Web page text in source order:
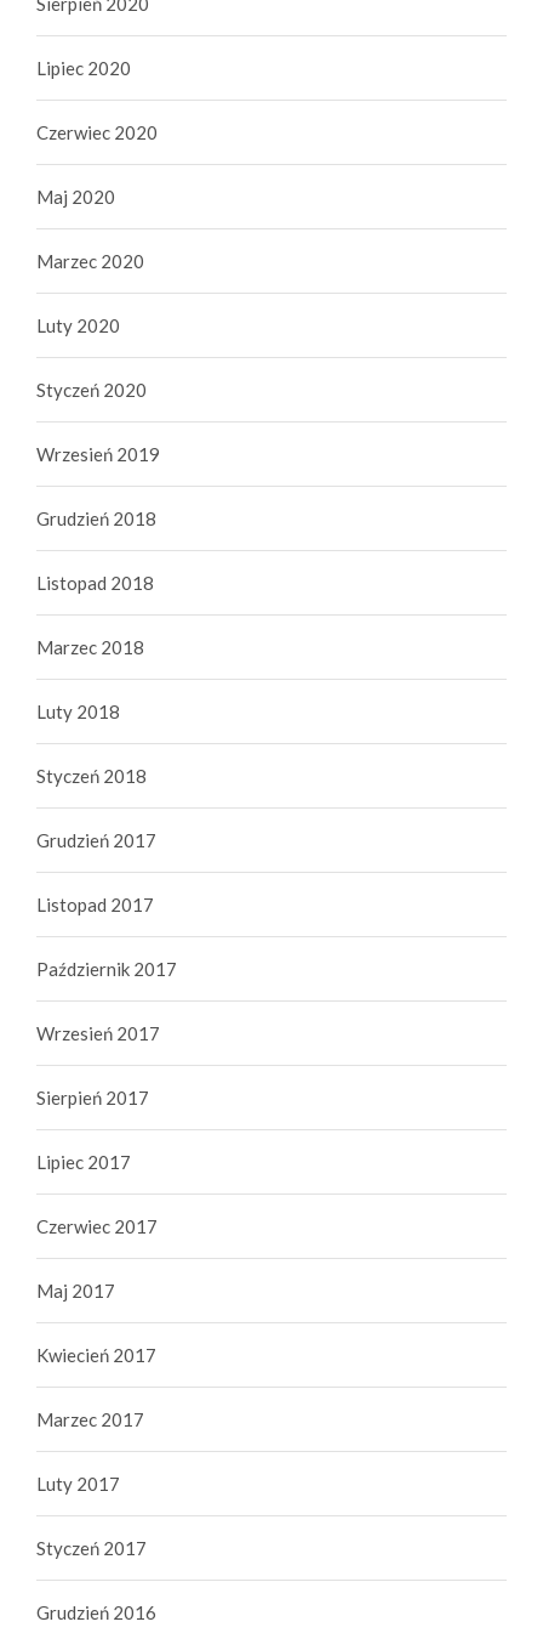
Lipiec 2020
Czerwiec 2020
Maj 2020
Marzec 2020
Luty 2020
Styczeń 2020
Wrzesień 2019
Grudzień 2018
Listopad 2018
Marzec 2018
Luty 2018
Styczeń 2018
Grudzień 2017
Listopad 2017
Październik 2017
Wrzesień 2017
Sierpień 2017
Lipiec 2017
Czerwiec 2017
Maj 2017
Kwiecień 2017
Marzec 2017
Luty 2017
Styczeń 2017
Grudzień 2016